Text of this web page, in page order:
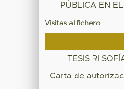
PÚBLICA EN
Visitas al fichero
TESIS RI
Carta de